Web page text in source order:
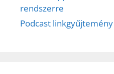
rendszerre
Podcast linkgyűjtemény